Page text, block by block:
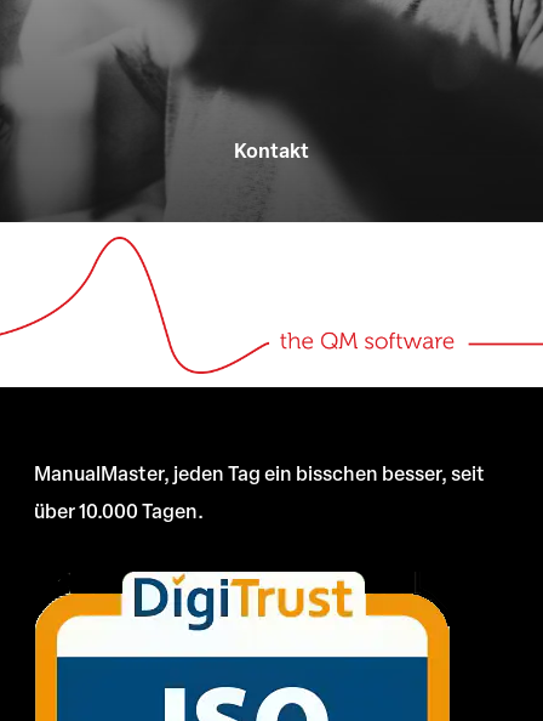
Kontakt
ManualMaster, jeden Tag ein bisschen besser, seit
über 10.000 Tagen.